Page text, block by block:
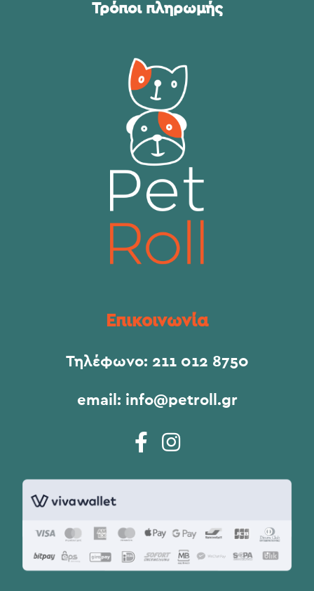
Τρόποι πληρωμής
Επικοινωνία
Τηλέφωνο: 211 012 8750
email: info@petroll.gr